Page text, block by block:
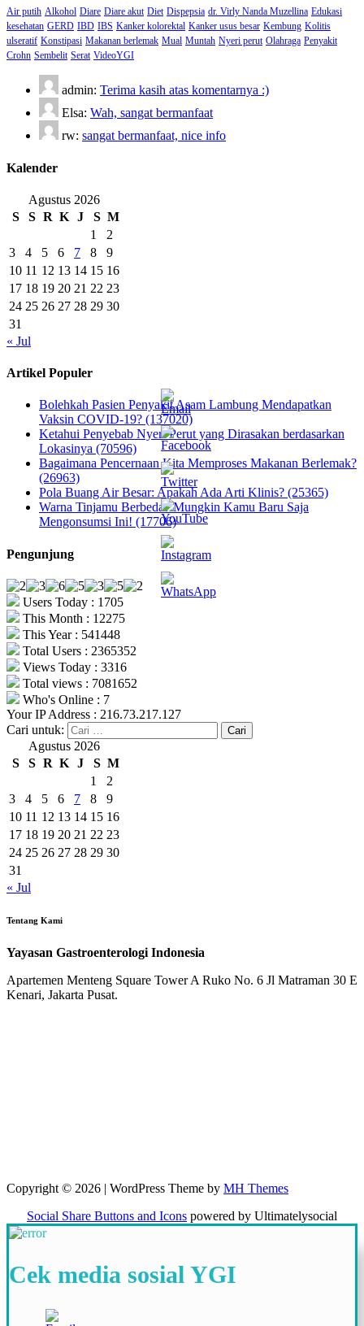
Air putih Alkohol Diare Diare akut Diet Dispepsia dr. Virly Nanda Muzellina Edukasi
kesehatan GERD IBD IBS Kanker kolorektal Kanker usus besar Kembung Kolitis
ulseratif Konstipasi Makanan berlemak Mual Muntah Nyeri perut Olahraga Penyakit
Crohn Sembelit Serat VideoYGI
admin: Terima kasih atas komentarnya :)
Elsa: Wah, sangat bermanfaat
rw: sangat bermanfaat, nice info
Kalender
Agustus 2026
S
S R K J S M
1
2
3
4 5 6 7 8
9
10 11 12 13 14 15 16
17 18 19 20 21 22 23
24 25 26 27 28 29 30
31
« Jul
Artikel Populer
Bolehkah Pasien Penyakit Asam Lambung Mendapatkan
Vaksin COVID-19? (137020)
Ketahui Penyebab Nyeri Perut yang Dirasakan berdasarkan
Lokasinya (70596)
Bagaimana Pencernaan Kita Memproses Makanan Berlemak?
(26963)
Pola Buang Air Besar: Apakah Ada Arti Klinis? (25365)
Warna Tinjamu Berbeda? Mungkin Kamu Baru Saja
Mengonsumsi Ini! (17706)
Pengunjung
Users Today : 1705
This Month : 12275
This Year : 541448
Total Users : 2365352
Views Today : 3316
Total views : 7081652
Who's Online : 7
Your IP Address : 216.73.217.127
Cari untuk:
Agustus 2026
S
S R K J S M
1
2
3
4 5 6 7 8
9
10 11 12 13 14 15 16
17 18 19 20 21 22 23
24 25 26 27 28 29 30
31
« Jul
Tentang Kami
Yayasan Gastroenterologi Indonesia
Apartemen Menteng Square Tower A Ruko No. 6 Jl Matraman 30 E
Kenari, Jakarta Pusat.
Copyright © 2026 | WordPress Theme by MH Themes
Social Share Buttons and Icons powered by Ultimatelysocial
Cek media sosial YGI